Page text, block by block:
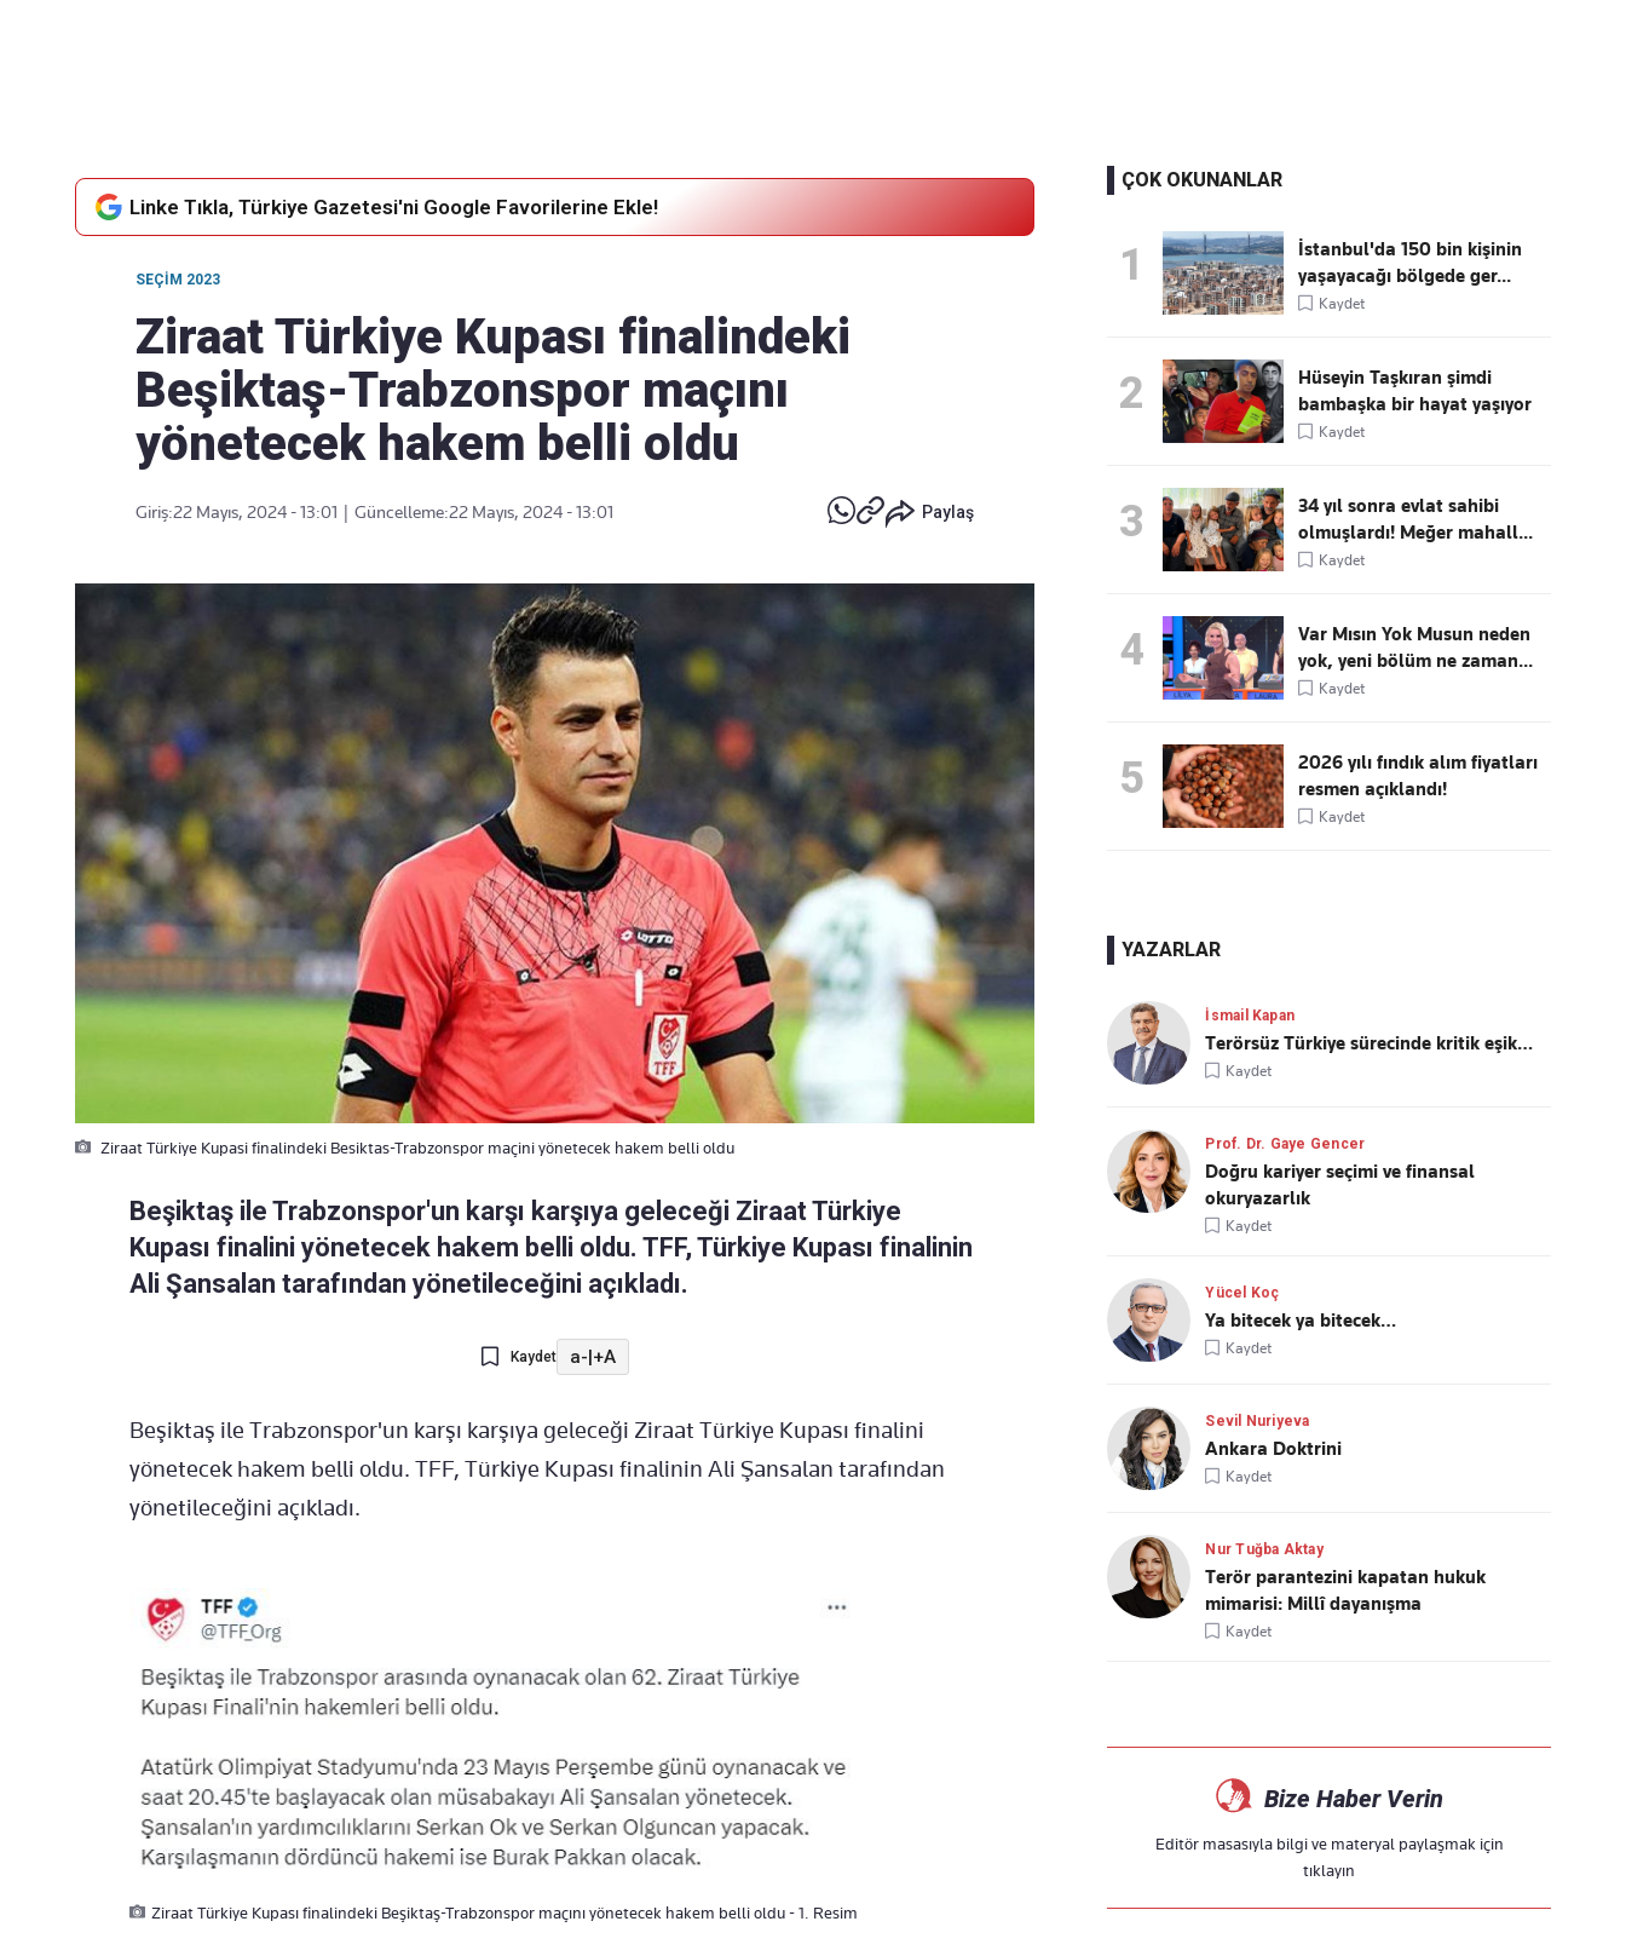
Linke Tıkla, Türkiye Gazetesi'ni Google Favorilerine Ekle!
SEÇIM 2023
Ziraat Türkiye Kupası finalindeki
Beşiktaş-Trabzonspor maçını
yönetecek hakem belli oldu
Giriş:22 Mayıs, 2024 - 13:01 Güncelleme:22 Mayıs, 2024 - 13:01 Paylaş
Ziraat Türkiye Kupasi finalindeki Besiktas-Trabzonspor maçini yönetecek hakem belli oldu
Beşiktaş ile Trabzonspor'un karşı karşıya geleceği Ziraat Türkiye
Kupası finalini yönetecek hakem belli oldu. TFF, Türkiye Kupası finalinin
Ali Şansalan tarafından yönetileceğini açıkladı.
Kaydet a-|+A
Beşiktaş ile Trabzonspor'un karşı karşıya geleceği Ziraat Türkiye Kupası finalini
yönetecek hakem belli oldu. TFF, Türkiye Kupası finalinin Ali Şansalan tarafından
yönetileceğini açıkladı.
Ziraat Türkiye Kupası finalindeki Beşiktaş-Trabzonspor maçını yönetecek hakem belli oldu - 1. Resim
ÇOK OKUNANLAR
1
İstanbul'da 150 bin kişinin
yaşayacağı bölgede ger...
Kaydet
2
Hüseyin Taşkıran şimdi
bambaşka bir hayat yaşıyor
Kaydet
3
34 yıl sonra evlat sahibi
olmuşlardı! Meğer mahall...
Kaydet
4
Var Mısın Yok Musun neden
yok, yeni bölüm ne zaman...
Kaydet
5
2026 yılı fındık alım fiyatları
resmen açıklandı!
Kaydet
YAZARLAR
İsmail Kapan
Terörsüz Türkiye sürecinde kritik eşik…
Kaydet
Prof. Dr. Gaye Gencer
Doğru kariyer seçimi ve finansal
okuryazarlık
Kaydet
Yücel Koç
Ya bitecek ya bitecek…
Kaydet
Sevil Nuriyeva
Ankara Doktrini
Kaydet
Nur Tuğba Aktay
Terör parantezini kapatan hukuk
mimarisi: Millî dayanışma
Kaydet
Bize Haber Verin
Editör masasıyla bilgi ve materyal paylaşmak için
tıklayın